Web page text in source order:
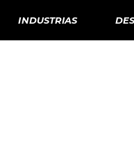
INDUSTRIAS